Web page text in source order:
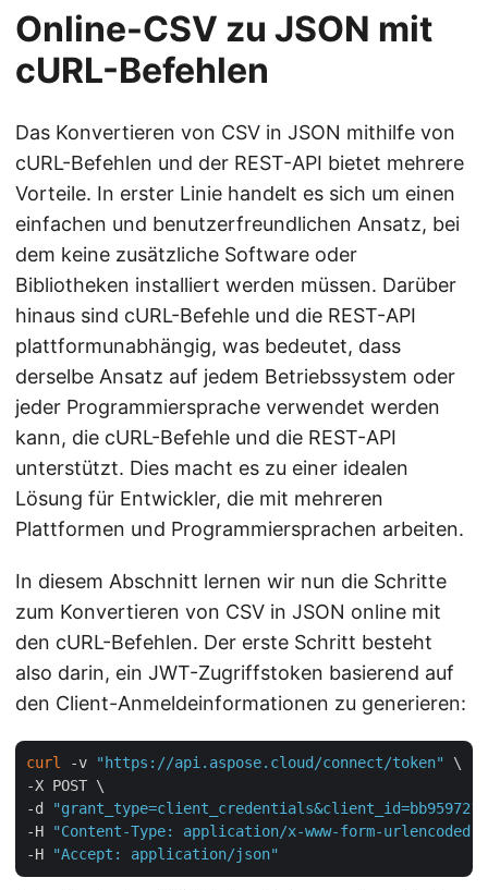
Online-CSV zu JSON mit
cURL-Befehlen
Das Konvertieren von CSV in JSON mithilfe von
cURL-Befehlen und der REST-API bietet mehrere
Vorteile. In erster Linie handelt es sich um einen
einfachen und benutzerfreundlichen Ansatz, bei
dem keine zusätzliche Software oder
Bibliotheken installiert werden müssen. Darüber
hinaus sind cURL-Befehle und die REST-API
plattformunabhängig, was bedeutet, dass
derselbe Ansatz auf jedem Betriebssystem oder
jeder Programmiersprache verwendet werden
kann, die cURL-Befehle und die REST-API
unterstützt. Dies macht es zu einer idealen
Lösung für Entwickler, die mit mehreren
Plattformen und Programmiersprachen arbeiten.
In diesem Abschnitt lernen wir nun die Schritte
zum Konvertieren von CSV in JSON online mit
den cURL-Befehlen. Der erste Schritt besteht
also darin, ein JWT-Zugriffstoken basierend auf
den Client-Anmeldeinformationen zu generieren:
curl -v "https://api.aspose.cloud/connect/token"
\
-X POST \
-d
"grant_type=client_credentials&client_id=bb959721-
-H
"Content-Type: application/x-www-form-urlencoded"
-H
"Accept: application/json"